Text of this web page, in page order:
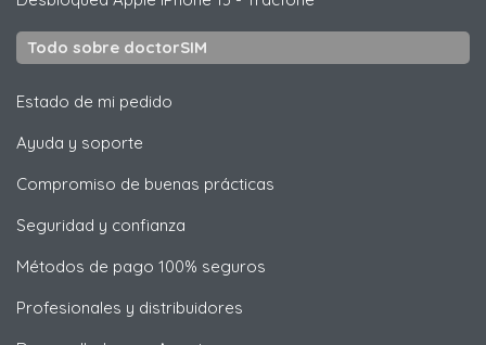
Todo sobre doctorSIM
Estado de mi pedido
Ayuda y soporte
Compromiso de buenas prácticas
Seguridad y confianza
Métodos de pago 100% seguros
Profesionales y distribuidores